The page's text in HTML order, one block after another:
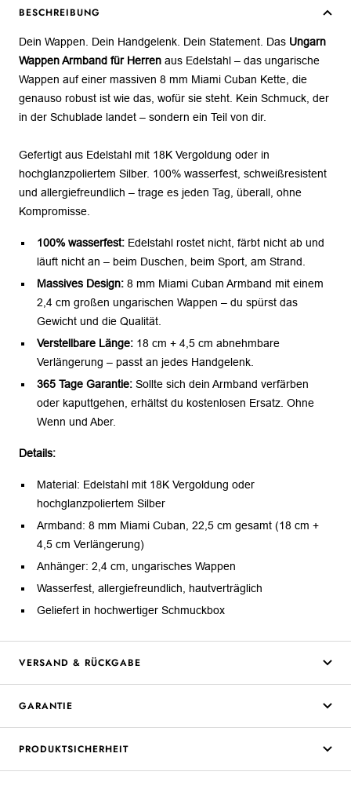
BESCHREIBUNG
Dein Wappen. Dein Handgelenk. Dein Statement. Das Ungarn
Wappen Armband für Herren aus Edelstahl – das ungarische
Wappen auf einer massiven 8 mm Miami Cuban Kette, die
genauso robust ist wie das, wofür sie steht. Kein Schmuck, der
in der Schublade landet – sondern ein Teil von dir.
Gefertigt aus Edelstahl mit 18K Vergoldung oder in
hochglanzpoliertem Silber. 100% wasserfest, schweißresistent
und allergiefreundlich – trage es jeden Tag, überall, ohne
Kompromisse.
100% wasserfest:Edelstahl rostet nicht, färbt nicht ab und
läuft nicht an – beim Duschen, beim Sport, am Strand.
Massives Design:8 mm Miami Cuban Armband mit einem
2,4 cm großen ungarischen Wappen – du spürst das
Gewicht und die Qualität.
Verstellbare Länge:18 cm + 4,5 cm abnehmbare
Verlängerung – passt an jedes Handgelenk.
365 Tage Garantie:Sollte sich dein Armband verfärben
oder kaputtgehen, erhältst du kostenlosen Ersatz. Ohne
Wenn und Aber.
Details:
Material: Edelstahl mit 18K Vergoldung oder
hochglanzpoliertem Silber
Armband: 8 mm Miami Cuban, 22,5 cm gesamt (18 cm +
4,5 cm Verlängerung)
Anhänger: 2,4 cm, ungarisches Wappen
Wasserfest, allergiefreundlich, hautverträglich
Geliefert in hochwertiger Schmuckbox
VERSAND & RÜCKGABE
GARANTIE
PRODUKTSICHERHEIT